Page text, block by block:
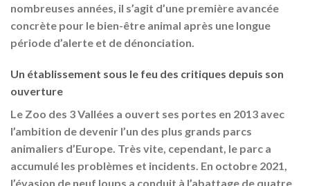
nombreuses années, il s’agit d’une première avancée
concrète pour le bien-être animal après une longue
période d’alerte et de dénonciation.
Un établissement sous le feu des critiques depuis son
ouverture
Le Zoo des 3 Vallées a ouvert ses portes en 2013 avec
l’ambition de devenir l’un des plus grands parcs
animaliers d’Europe. Très vite, cependant, le parc a
accumulé les problèmes et incidents. En octobre 2021,
l’évasion de neuf loups a conduit à l’abattage de quatre